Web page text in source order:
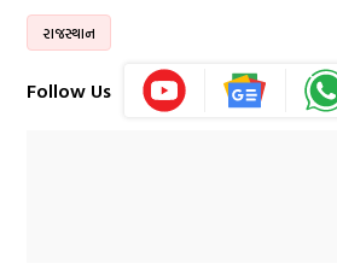
રાજસ્થાન
Follow Us